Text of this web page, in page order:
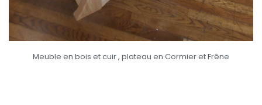
Meuble en bois et cuir , plateau en Cormier et Frêne